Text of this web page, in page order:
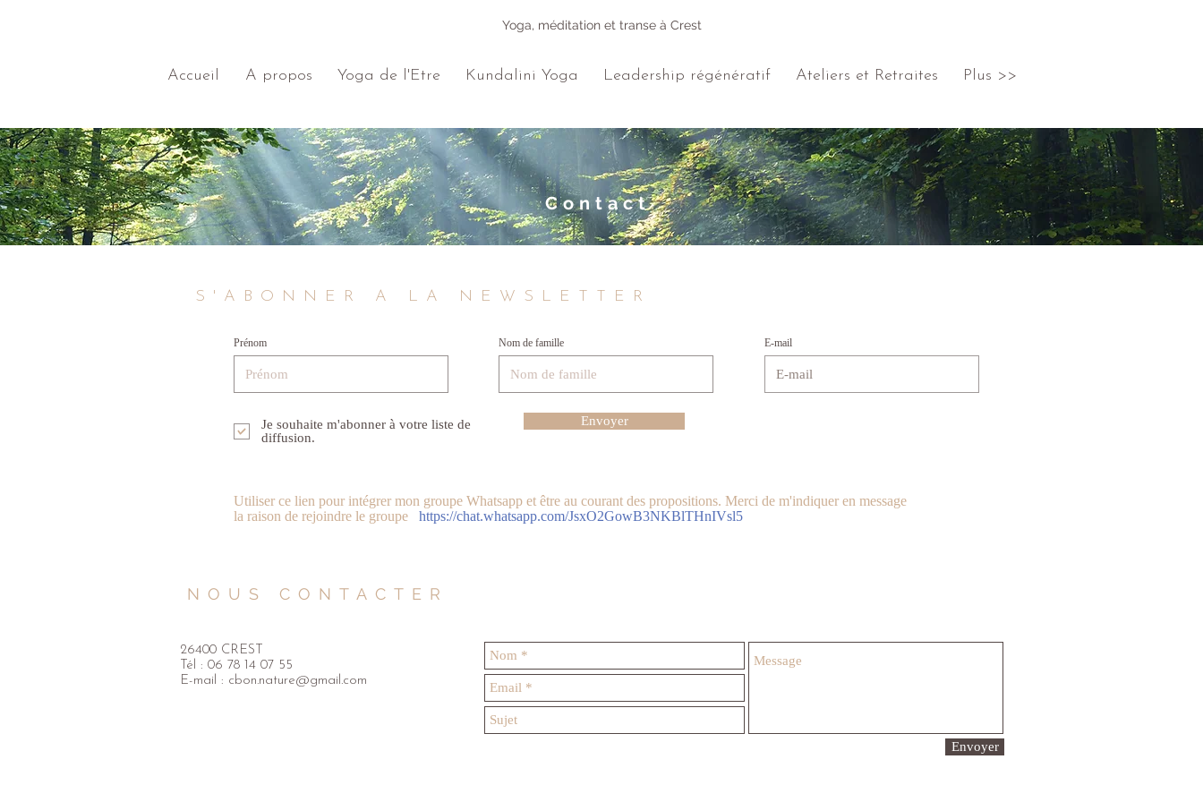
Yoga, méditation et transe à Crest
Accueil A propos Yoga de l'Etre Kundalini Yoga Leadership régénératif Ateliers et Retraites Plus >>
Contact
S'ABONNER A LA NEWSLETTER
Prénom
Je souhaite m'abonner à votre liste de
diffusion.
Nom de famille
Envoyer
E-mail
Utiliser ce lien pour intégrer mon groupe Whatsapp et être au courant des propositions. Merci de m'indiquer en message
la raison de rejoindre le groupe
https://chat.whatsapp.com/JsxO2GowB3NKBlTHnIVsl5
NOUS CONTACTER
26400 CREST
Tél : 06 78 14 07 55
E-mail : cbon.nature@gmail.com
Envoyer